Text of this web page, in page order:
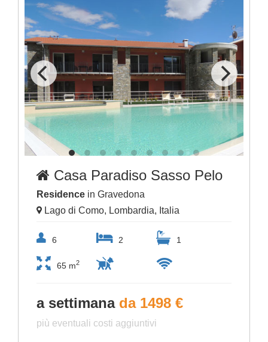
Casa Paradiso Sasso Pelo
Residence in Gravedona
Lago di Como, Lombardia, Italia
6 2 1
65 m2
a settimana da 1498 €
più eventuali costi aggiuntivi